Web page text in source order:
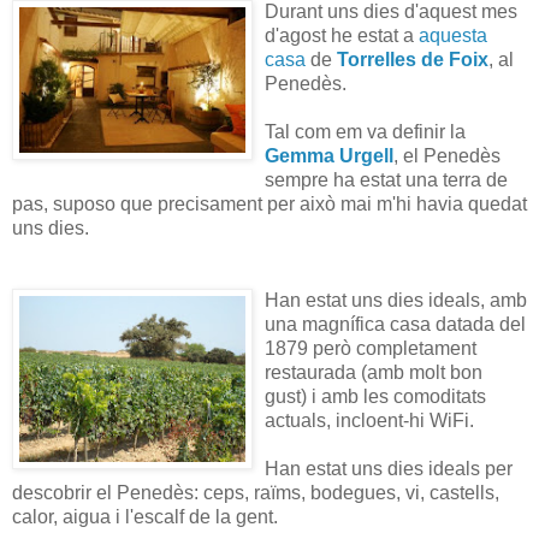
Durant uns dies d'aquest mes
d'agost he estat a aquesta
casa de Torrelles de Foix, al
Penedès.
Tal com em va definir la
Gemma Urgell , el Penedès
sempre ha estat una terra de
pas, suposo que precisament per això mai m'hi havia quedat
uns dies.
Han estat uns dies ideals, amb
una magnífica casa datada del
1879 però completament
restaurada (amb molt bon
gust) i amb les comoditats
actuals, incloent-hi WiFi.
Han estat uns dies ideals per
descobrir el Penedès: ceps, raïms, bodegues, vi, castells,
calor, aigua i l'escalf de la gent.